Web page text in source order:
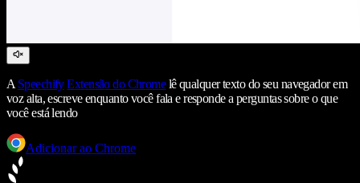
A Speechify Extensão do Chromelê qualquer texto do seu navegador em
voz alta, escreve enquanto você fala e responde a perguntas sobre o que
você está lendo
Adicionar ao Chrome